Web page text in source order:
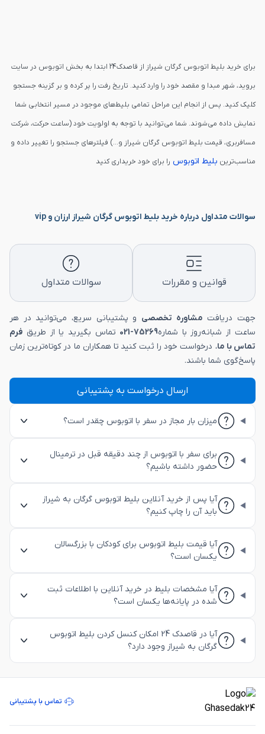
برای خرید بلیط اتوبوس گرگان شیراز از قاصدک24 ابتدا به بخش اتوبوس در سایت
بروید، شهر مبدا و مقصد خود را وارد کنید. تاریخ رفت را پر کرده و بر گزینه جستجو
کلیک کنید. پس از انجام این مراحل تمامی بلیط‌های موجود در مسیر انتخابی شما
نمایش داده می‌شوند. شما می‌توانید با توجه به اولویت خود (ساعت حرکت، شرکت
مسافربری، قیمت بلیط اتوبوس گرگان شیراز و...) فیلترهای جستجو را تغییر داده و
مناسب‌ترین بلیط اتوبوس را برای خود خریداری کنید
سوالات متداول درباره خرید بلیط اتوبوس گرگان شیراز ارزان و vip
قوانین و مقررات سوالات متداول
جهت دریافت مشاوره تخصصی و پشتیبانی سریع، می‌توانید در هر
ساعت از شبانه‌روز با شماره75269-021 تماس بگیرید یا از طریق فرم
تماس با ما، درخواست خود را ثبت کنید تا همکاران ما در کوتاه‌ترین زمان
پاسخ‌گوی شما باشند.
ارسال درخواست به پشتیبانی
میزان بار مجاز در سفر با اتوبوس چقدر است؟
برای سفر با اتوبوس از چند دقیقه قبل در ترمینال
حضور داشته باشیم؟
آیا پس از خرید آنلاین بلیط اتوبوس گرگان به شیراز
باید آن را چاپ کنیم؟
آیا قیمت بلیط اتوبوس برای کودکان با بزرگسالان
یکسان است؟
آیا مشخصات بلیط در خرید آنلاین با اطلاعات ثبت
شده در پایانه‌ها یکسان است؟
آیا در قاصدک 24 امکان کنسل کردن بلیط اتوبوس
گرگان به شیراز وجود دارد؟
تماس با پشتیبانی